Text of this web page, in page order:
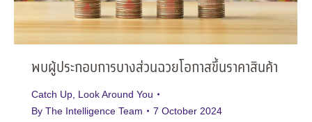
พบผู้ประกอบการบางส่วนฉวยโอกาสขึ้นราคาสินค้า
Catch Up Look Around You
By The Intelligence Team 7 October 2024